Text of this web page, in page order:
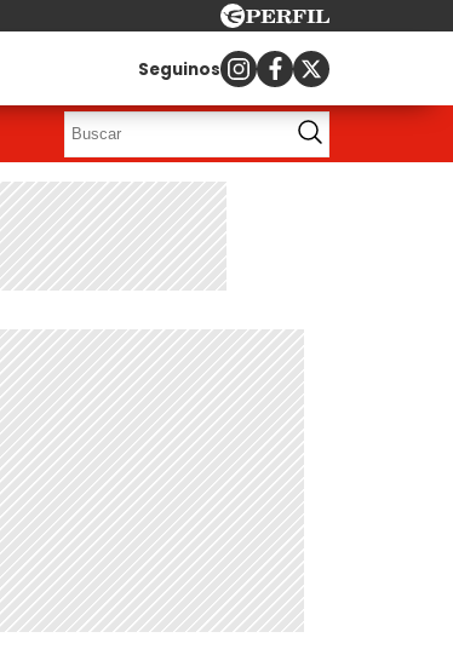
Seguinos